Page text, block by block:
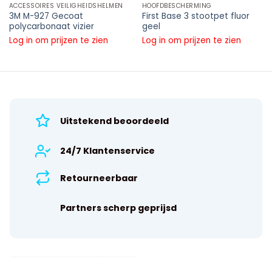
ACCESSOIRES VEILIGHEIDSHELMEN
3M M-927 Gecoat
polycarbonaat vizier
Log in om prijzen te zien
HOOFDBESCHERMING
First Base 3 stootpet fluor
geel
Log in om prijzen te zien
Uitstekend beoordeeld
24/7 Klantenservice
Retourneerbaar
Partners scherp geprijsd